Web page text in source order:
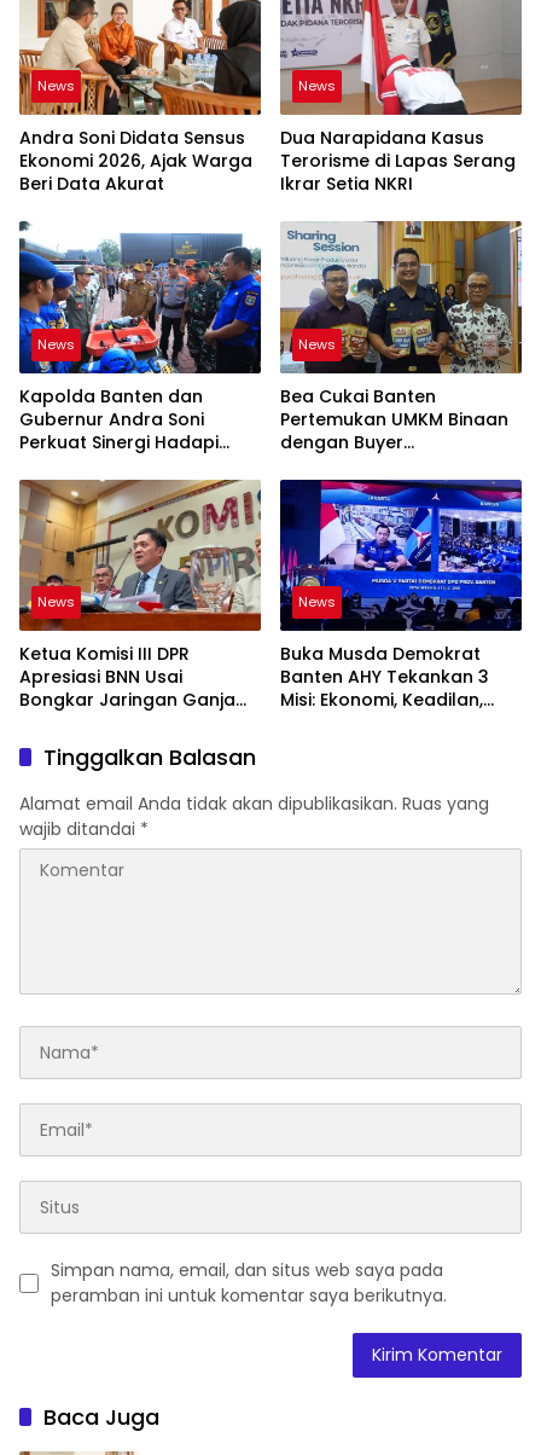
News
Andra Soni Didata Sensus
Ekonomi 2026, Ajak Warga
Beri Data Akurat
News
Dua Narapidana Kasus
Terorisme di Lapas Serang
Ikrar Setia NKRI
News
Kapolda Banten dan
Gubernur Andra Soni
Perkuat Sinergi Hadapi
News
Bea Cukai Banten
Pertemukan UMKM Binaan
dengan Buyer
News
Ketua Komisi III DPR
Apresiasi BNN Usai
Bongkar Jaringan Ganja
News
Buka Musda Demokrat
Banten AHY Tekankan 3
Misi: Ekonomi, Keadilan,
Tinggalkan Balasan
Alamat email Anda tidak akan dipublikasikan. Ruas yang
wajib ditandai *
Simpan nama, email, dan situs web saya pada
peramban ini untuk komentar saya berikutnya.
Baca Juga